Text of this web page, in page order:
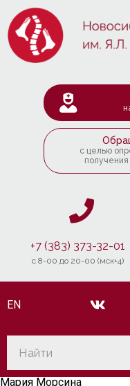
с целью
+7 (383) 373-32-01
c 8-00 до 20-00 (мск+4)
EN
Мария Морсина